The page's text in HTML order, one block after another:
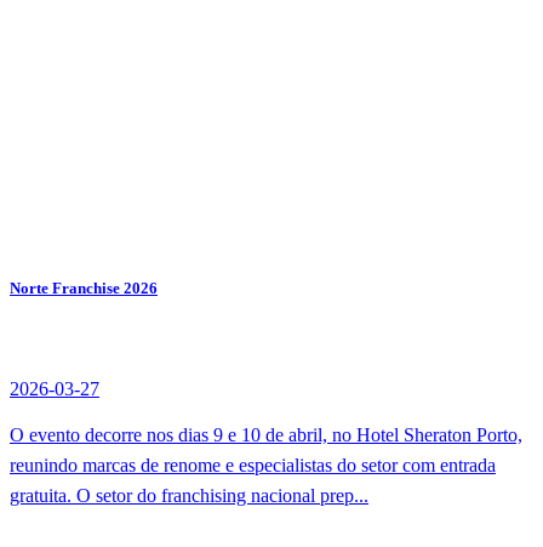
Norte Franchise 2026
2026-03-27
O evento decorre nos dias 9 e 10 de abril, no Hotel Sheraton Porto,
reunindo marcas de renome e especialistas do setor com entrada
gratuita. O setor do franchising nacional prep...